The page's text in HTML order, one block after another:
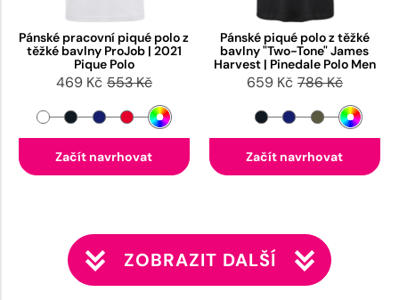
Pánské pracovní piqué polo z
těžké bavlny ProJob | 2021
Pique Polo
469 Kč 553 Kč
Začít navrhovat
Pánské piqué polo z těžké
bavlny "Two-Tone" James
Harvest | Pinedale Polo Men
659 Kč 786 Kč
Začít navrhovat
ZOBRAZIT DALŠÍ